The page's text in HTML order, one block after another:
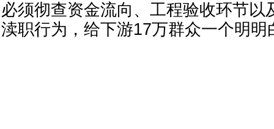
必须彻查资金流向、工程验收环节以
渎职行为，给下游17万群众一个明明